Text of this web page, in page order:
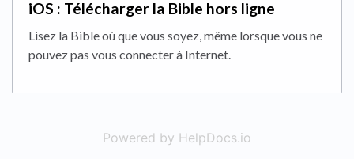
iOS : Télécharger la Bible hors ligne
Lisez la Bible où que vous soyez, même lorsque vous ne
pouvez pas vous connecter à Internet.
Powered by HelpDocs.io